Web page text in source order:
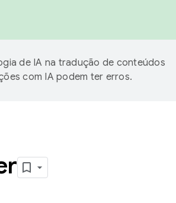
de IA na tradução de conteúdos
com IA podem ter erros.